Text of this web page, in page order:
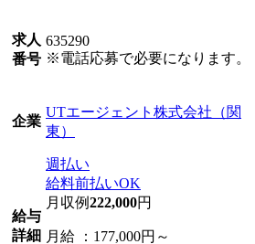
求人
番号
635290
※電話応募で必要になります。
企業
UTエージェント株式会社（関
東）
給与
詳細
週払い
給料前払いOK
月収例222,000円
月給 ：177,000円～